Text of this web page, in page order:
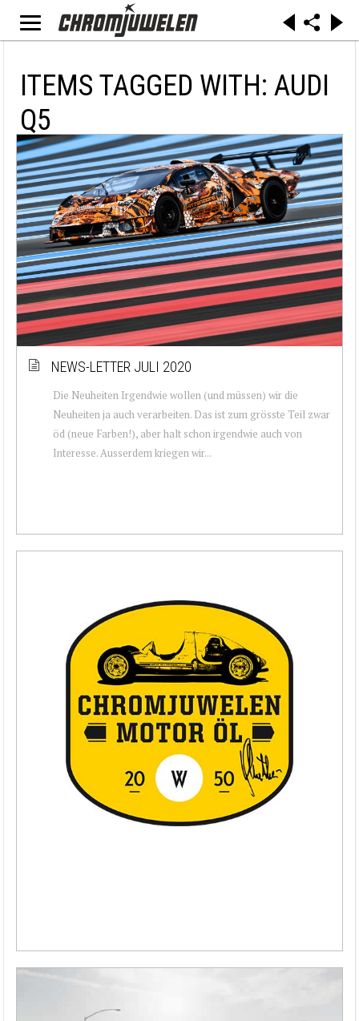
ITEMS TAGGED WITH: AUDI
Q5
NEWS-LETTER JULI 2020
Die Neuheiten Irgendwie wollen (und müssen) wir die
Neuheiten ja auch verarbeiten. Das ist zum grösste Teil zwar
öd (neue Farben!), aber halt schon irgendwie auch von
Interesse. Ausserdem kriegen wir...